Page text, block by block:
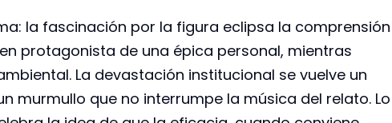
la fascinación por la figura eclipsa la comprensión
protagonista de una épica personal, mientras
La devastación institucional se vuelve un
murmullo que no interrumpe la música del relato. Lo